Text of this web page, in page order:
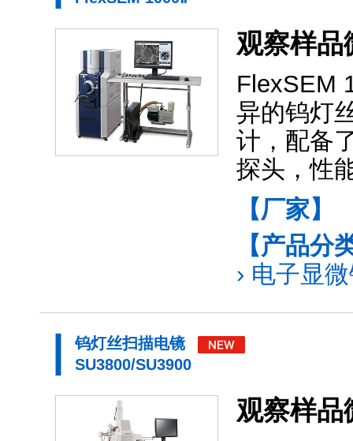
观察样品
FlexSEM
异的钨灯
计，配备
探头，性
【厂家】
【产品分
› 电子显
钨灯丝扫描电镜
SU3800/SU3900
观察样品